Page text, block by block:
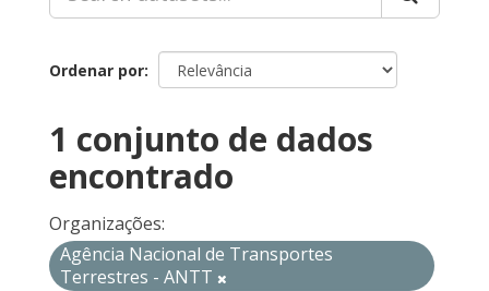
Ordenar por
1 conjunto de dados
encontrado
Organizações:
Agência Nacional de Transportes
Terrestres - ANTT